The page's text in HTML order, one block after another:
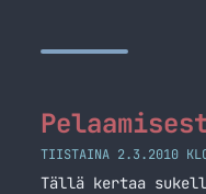
TIISTAINA 2.3.2010
Tällä kertaa